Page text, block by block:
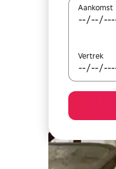
Aankomst
Vertrek